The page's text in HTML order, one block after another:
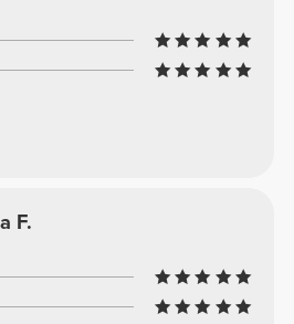
F.